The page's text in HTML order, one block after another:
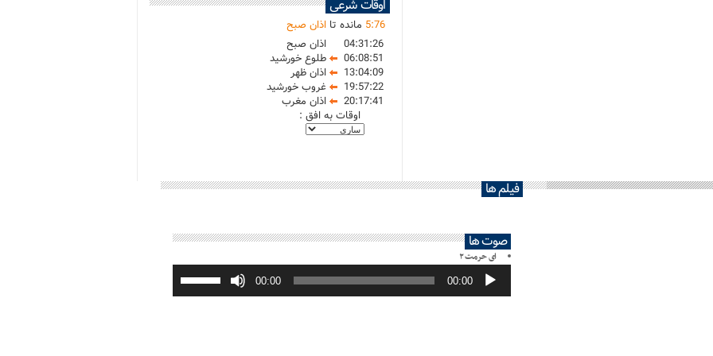
اوقات شرعی
5:76 مانده تا اذان صبح
04:31:26
اذان صبح
06:08:51
طلوع خورشید
13:04:09
اذان ظهر
19:57:22
غروب خورشید
20:17:41
اذان مغرب
اوقات به افق :
فیلم ها
صوت ها
ای حرمت ۲
پخش‌کننده
صوت 00:00
00:00
برای
افزایش
یا
صدا